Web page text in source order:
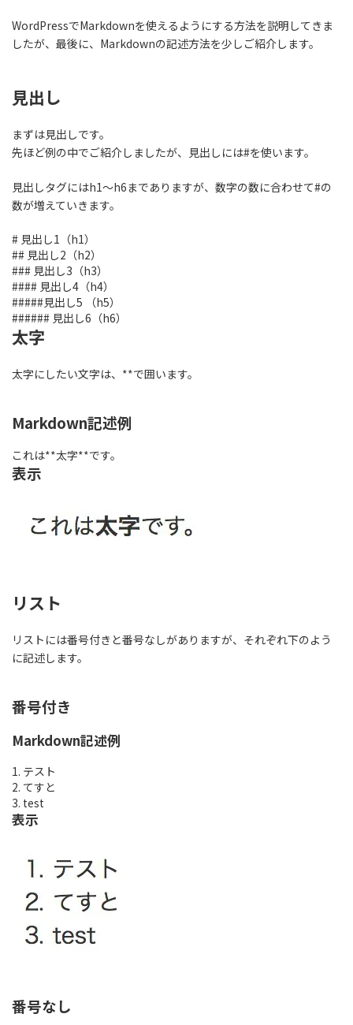
WordPressでMarkdownを使えるようにする方法を説明してきま
したが、最後に、 Markdownの記述方法を少しご紹介します。
見出し
まずは見出しです。
先ほど例の中でご紹介しましたが、見出しには#を使います。
見出しタグにはh1〜h6までありますが、数字の数に合わせて#の
数が増えていきます。
# 見出し1（h1）
## 見出し2（h2）
### 見出し3（h3）
#### 見出し4（h4）
#####見出し5 （h5）
###### 見出し6（h6）
太字
太字にしたい文字は、**で囲います。
Markdown記述例
これは**太字**です。
表示
リスト
リストには番号付きと番号なしがありますが、それぞれ下のよう
に記述します。
番号付き
Markdown記述例
1. テスト
2. てすと
3. test
表示
番号なし